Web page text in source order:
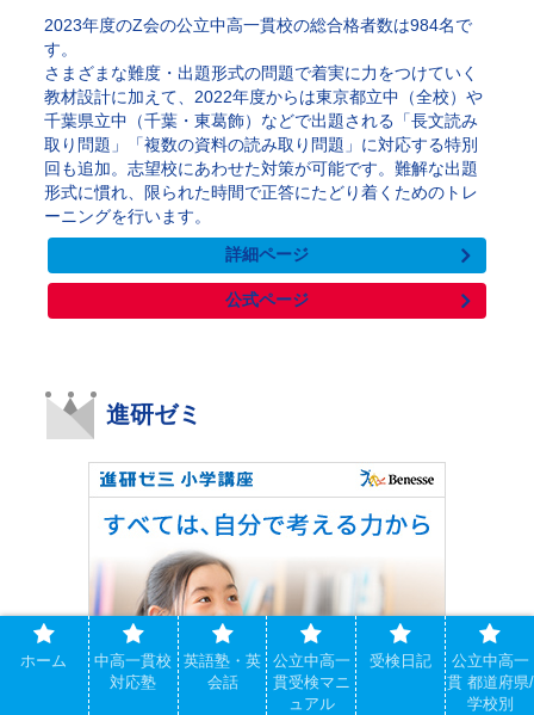
2023年度のZ会の公立中高一貫校の総合格者数は984名で
す。
さまざまな難度・出題形式の問題で着実に力をつけていく
教材設計に加えて、2022年度からは東京都立中（全校）や
千葉県立中（千葉・東葛飾）などで出題される「長文読み
取り問題」「複数の資料の読み取り問題」に対応する特別
回も追加。志望校にあわせた対策が可能です。難解な出題
形式に慣れ、限られた時間で正答にたどり着くためのトレ
ーニングを行います。
詳細ページ
公式ページ
進研ゼミ
ホーム
中高一貫校
対応塾
英語塾・英
会話
公立中高一
貫受検マニ
ュアル
受検日記
公立中高一
貫 都道府県/
学校別